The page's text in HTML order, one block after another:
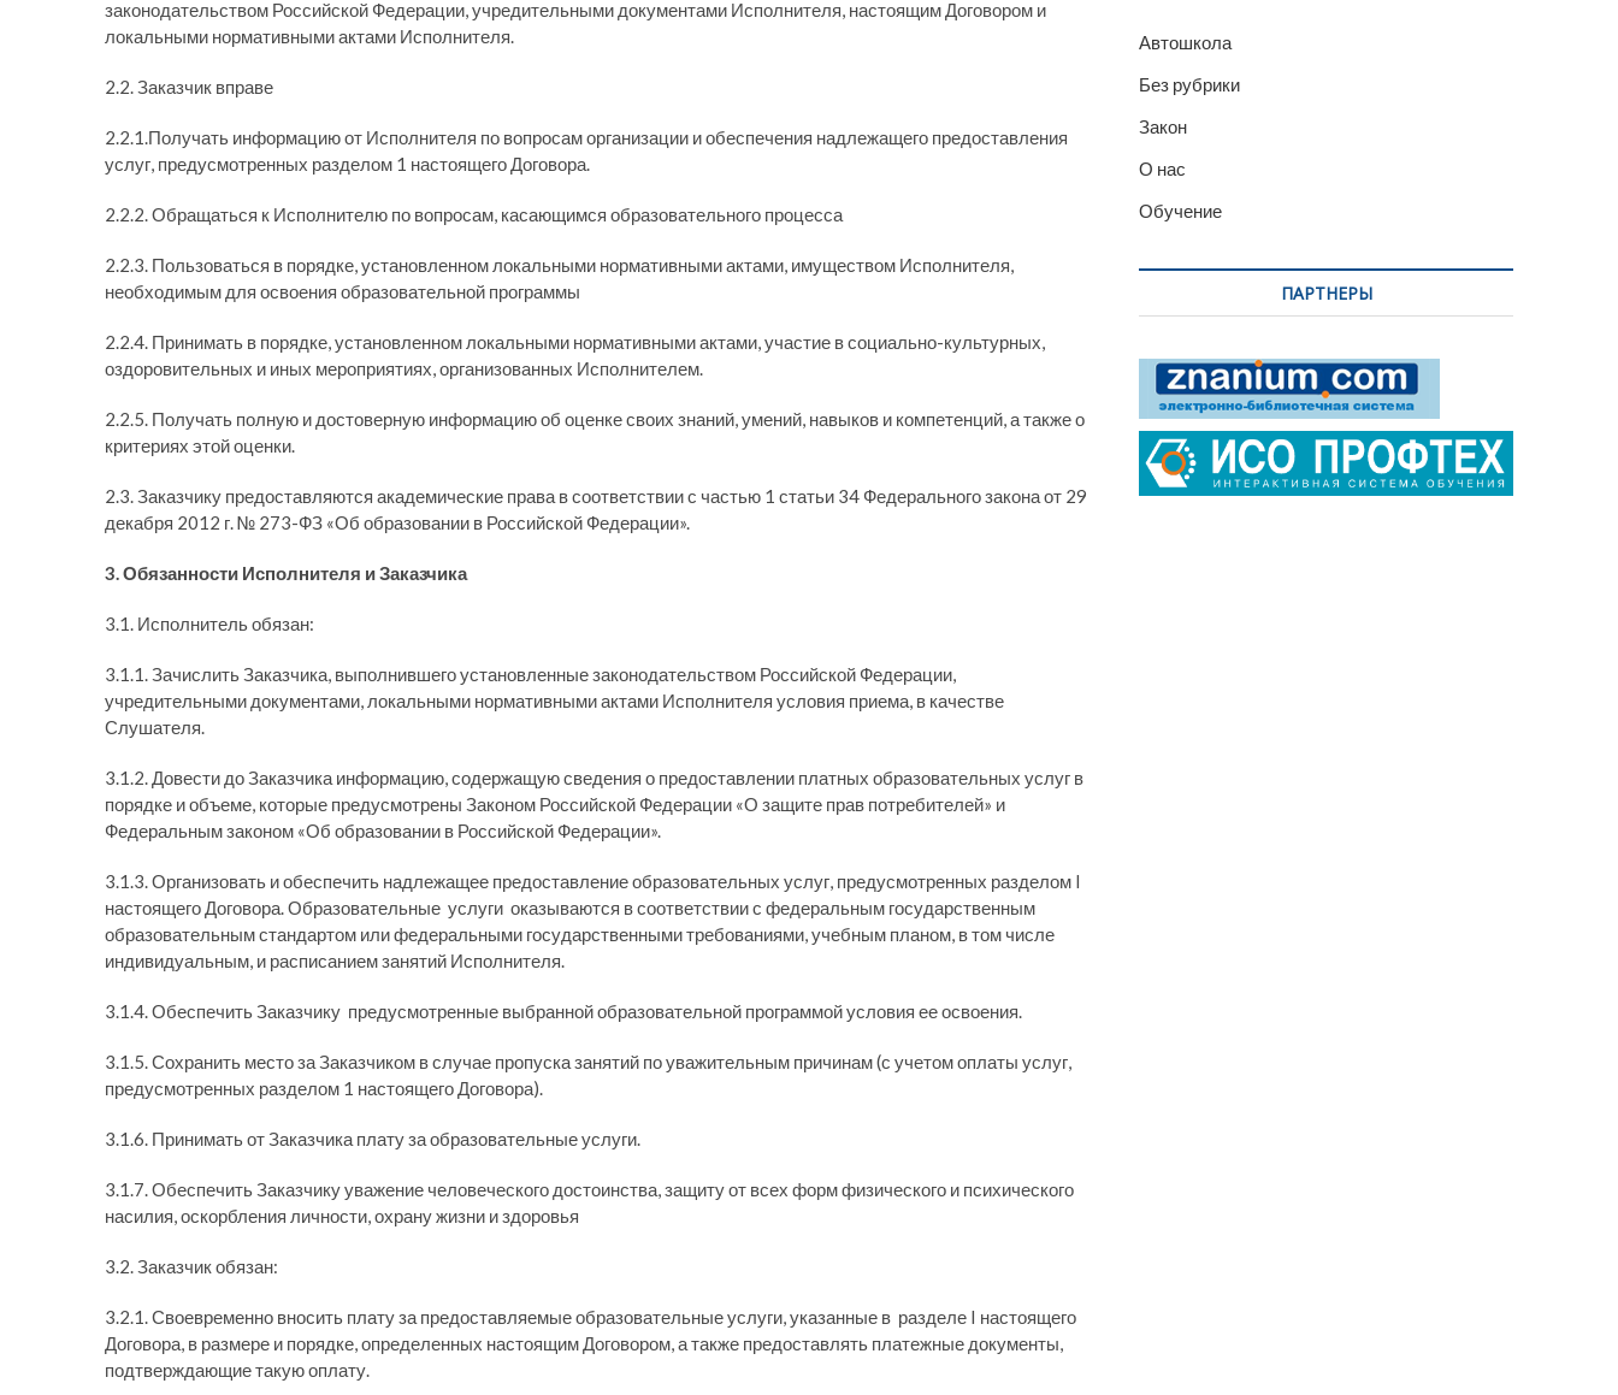
законодательством Российской Федерации, учредительными документами Исполнителя, настоящим Договором и
локальными нормативными актами Исполнителя.
2.2. Заказчик вправе
2.2.1.Получать информацию от Исполнителя по вопросам организации и обеспечения надлежащего предоставления
услуг, предусмотренных разделом 1 настоящего Договора.
2.2.2. Обращаться к Исполнителю по вопросам, касающимся образовательного процесса
2.2.3. Пользоваться в порядке, установленном локальными нормативными актами, имуществом Исполнителя,
необходимым для освоения образовательной программы
2.2.4. Принимать в порядке, установленном локальными нормативными актами, участие в социально-культурных,
оздоровительных и иных мероприятиях, организованных Исполнителем.
2.2.5. Получать полную и достоверную информацию об оценке своих знаний, умений, навыков и компетенций, а также о
критериях этой оценки.
2.3. Заказчику предоставляются академические права в соответствии с частью 1 статьи 34 Федерального закона от 29
декабря 2012 г. № 273-ФЗ «Об образовании в Российской Федерации».
3. Обязанности Исполнителя и Заказчика
3.1. Исполнитель обязан:
3.1.1. Зачислить Заказчика, выполнившего установленные законодательством Российской Федерации,
учредительными документами, локальными нормативными актами Исполнителя условия приема, в качестве
Слушателя.
3.1.2. Довести до Заказчика информацию, содержащую сведения о предоставлении платных образовательных услуг в
порядке и объеме, которые предусмотрены Законом Российской Федерации «О защите прав потребителей» и
Федеральным законом «Об образовании в Российской Федерации».
3.1.3. Организовать и обеспечить надлежащее предоставление образовательных услуг, предусмотренных разделом I
настоящего Договора. Образовательные услуги оказываются в соответствии с федеральным государственным
образовательным стандартом или федеральными государственными требованиями, учебным планом, в том числе
индивидуальным, и расписанием занятий Исполнителя.
3.1.4. Обеспечить Заказчику предусмотренные выбранной образовательной программой условия ее освоения.
3.1.5. Сохранить место за Заказчиком в случае пропуска занятий по уважительным причинам (с учетом оплаты услуг,
предусмотренных разделом 1 настоящего Договора).
3.1.6. Принимать от Заказчика плату за образовательные услуги.
3.1.7. Обеспечить Заказчику уважение человеческого достоинства, защиту от всех форм физического и психического
насилия, оскорбления личности, охрану жизни и здоровья
3.2. Заказчик обязан:
3.2.1. Своевременно вносить плату за предоставляемые образовательные услуги, указанные в разделе I настоящего
Договора, в размере и порядке, определенных настоящим Договором, а также предоставлять платежные документы,
подтверждающие такую оплату.
Автошкола
Без рубрики
Закон
О нас
Обучение
ПАРТНЕРЫ